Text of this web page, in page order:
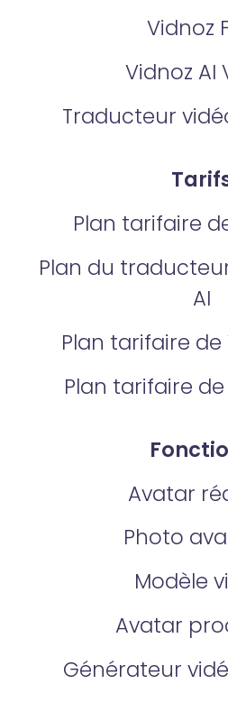
Vidnoz
Vidnoz AI
Traducteur
Plan tarifaire
Plan du
AI
Plan tarifaire de
Plan tarifaire de
Avatar
Photo
Modèle
Avatar
Générateur